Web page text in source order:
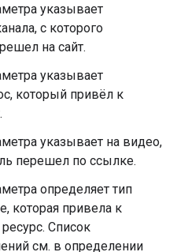
указывает
с которого
на сайт.
указывает
который привёл к
указывает на видео,
перешел по ссылке.
определяет тип
которая привела к
Список
см. в определении